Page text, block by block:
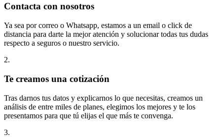
Contacta con nosotros
Ya sea por correo o Whatsapp, estamos a un email o click de
distancia para darte la mejor atención y solucionar todas tus dudas
respecto a seguros o nuestro servicio.
2.
Te creamos una cotización
Tras darnos tus datos y explicarnos lo que necesitas, creamos un
análisis de entre miles de planes, elegimos los mejores y te los
presentamos para que tú elijas el que más te convenga.
3.